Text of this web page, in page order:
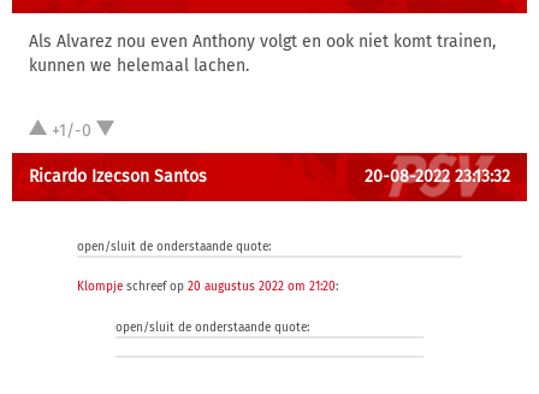
Als Alvarez nou even Anthony volgt en ook niet komt trainen,
kunnen we helemaal lachen.
+1/-0
Ricardo Izecson Santos 20-08-2022 23:13:32
open/sluit de onderstaande quote:
Klompje schreef op 20 augustus 2022 om 21:20:
open/sluit de onderstaande quote: